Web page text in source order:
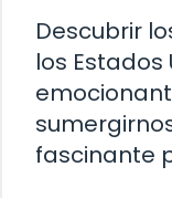
Descubrir
los
fascinante